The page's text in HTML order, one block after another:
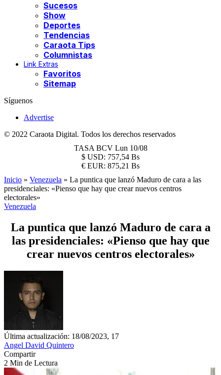
Sucesos
Show
Deportes
Tendencias
Caraota Tips
Columnistas
Link Extras
Favoritos
Sitemap
Síguenos
Advertise
© 2022 Caraota Digital. Todos los derechos reservados
TASA BCV Lun 10/08
$ USD: 757,54 Bs
€ EUR: 875,21 Bs
Inicio » Venezuela » La puntica que lanzó Maduro de cara a las
presidenciales: «Pienso que hay que crear nuevos centros
electorales»
Venezuela
La puntica que lanzó Maduro de cara a
las presidenciales: «Pienso que hay que
crear nuevos centros electorales»
Última actualización: 18/08/2023, 17
Angel David Quintero
Compartir
2 Min de Lectura